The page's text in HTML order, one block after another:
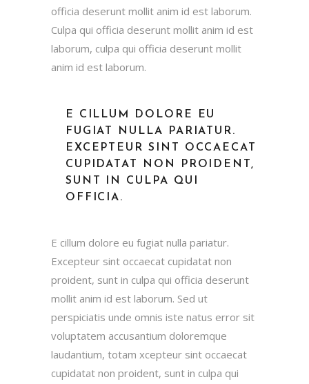
officia deserunt mollit anim id est laborum.
Culpa qui officia deserunt mollit anim id est
laborum, culpa qui officia deserunt mollit
anim id est laborum.
E CILLUM DOLORE EU
FUGIAT NULLA PARIATUR.
EXCEPTEUR SINT OCCAECAT
CUPIDATAT NON PROIDENT,
SUNT IN CULPA QUI
OFFICIA.
E cillum dolore eu fugiat nulla pariatur.
Excepteur sint occaecat cupidatat non
proident, sunt in culpa qui officia deserunt
mollit anim id est laborum. Sed ut
perspiciatis unde omnis iste natus error sit
voluptatem accusantium doloremque
laudantium, totam xcepteur sint occaecat
cupidatat non proident, sunt in culpa qui